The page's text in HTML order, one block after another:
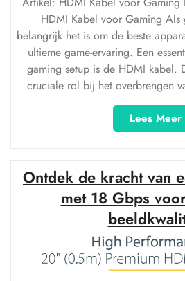
HDMI Kabel voor Gaming Als
belangrijk het is om de beste
ultieme game-ervaring. Een
gaming setup is de HDMI kabel.
cruciale rol bij het overbrengen
Lees Meer
Ontdek de kracht van
met 18 Gbps